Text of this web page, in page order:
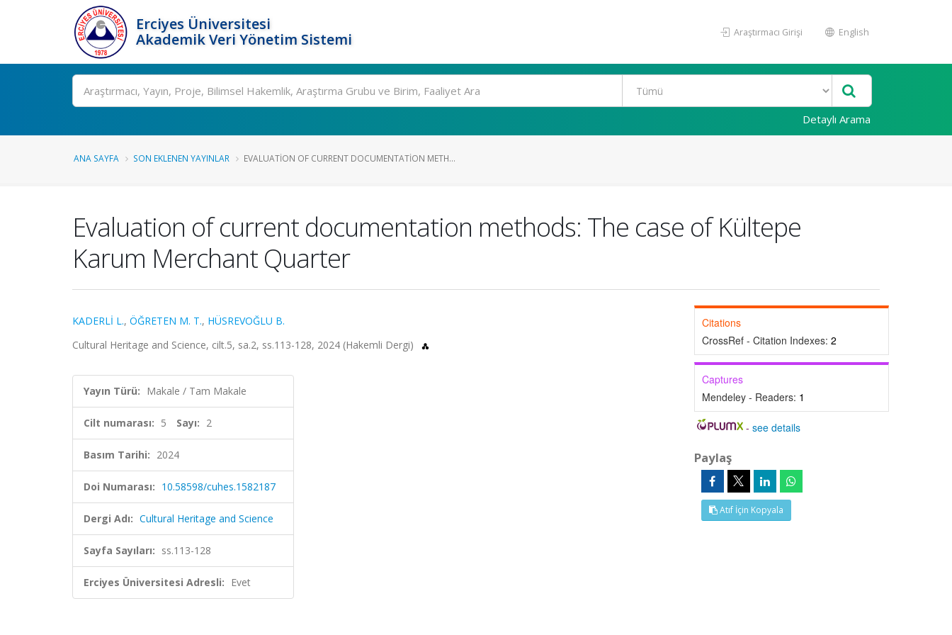
Erciyes Üniversitesi
Akademik Veri Yönetim Sistemi
Araştırmacı Girişi English
Ara
Detaylı Arama
ANA SAYFA SON EKLENEN YAYINLAR EVALUATION OF CURRENT DOCUMENTATION METH...
Evaluation of current documentation methods: The case of Kültepe
Karum Merchant Quarter
KADERLİ L., ÖĞRETEN M. T., HÜSREVOĞLU B.
Cultural Heritage and Science, cilt.5, sa.2, ss.113-128, 2024 (Hakemli Dergi)
Yayın Türü: Makale / Tam Makale
Cilt numarası: 5 Sayı: 2
Basım Tarihi: 2024
Doi Numarası: 10.58598/cuhes.1582187
Dergi Adı: Cultural Heritage and Science
Sayfa Sayıları: ss.113-128
Erciyes Üniversitesi Adresli: Evet
Citations
CrossRef - Citation Indexes: 2
Captures
Mendeley - Readers: 1
-see details
Paylaş
Atıf İçin Kopyala